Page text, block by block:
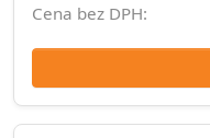
Cena bez DPH: